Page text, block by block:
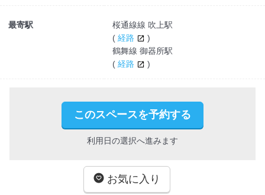
最寄駅
桜通線線 吹上駅
( 経路
)
鶴舞線 御器所駅
( 経路 )
このスペースを予約する
利用日の選択へ進みます
お気に入り